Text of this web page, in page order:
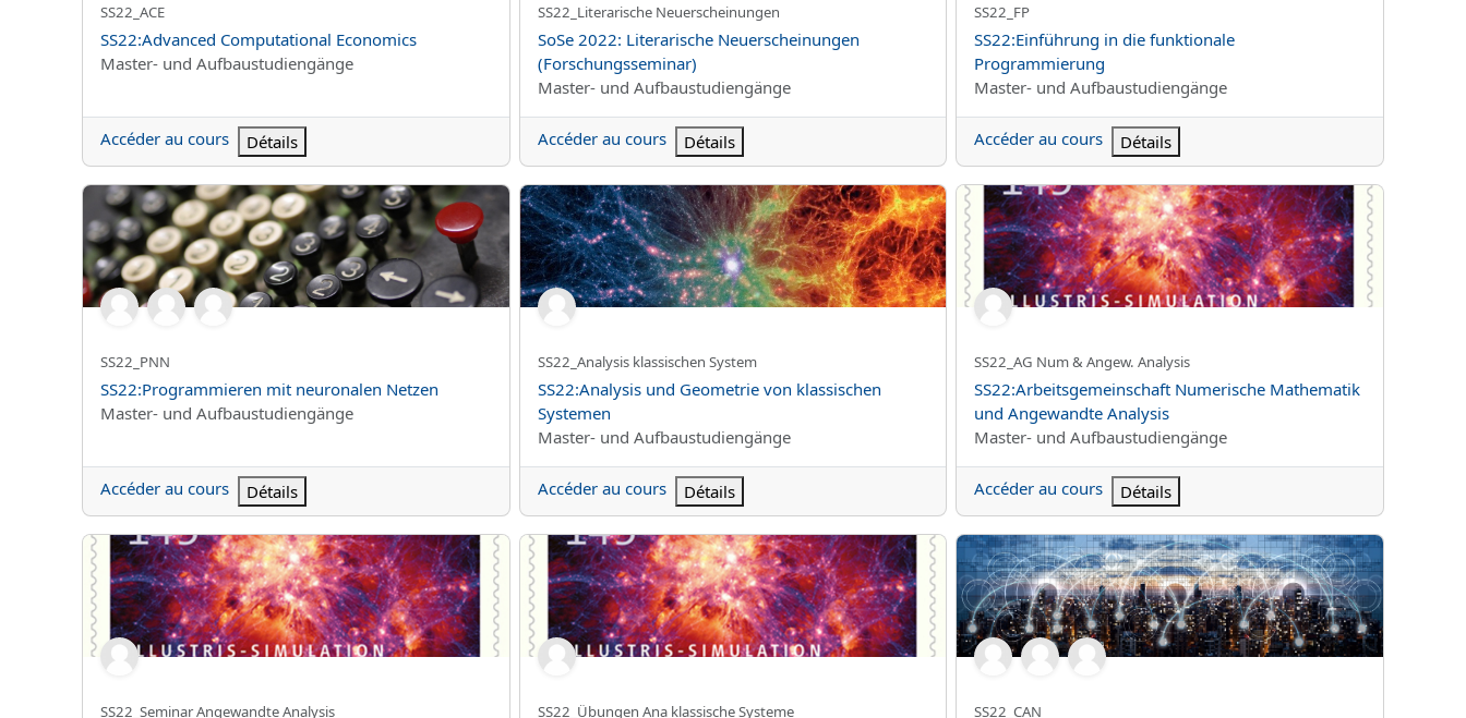
Nom abrégé du cours
SS22_ACE
Nom du cours
SS22:Advanced Computational Economics
Catégorie de cours
Master- und Aufbaustudiengänge
Accéder au cours Détails
Nom abrégé du cours
SS22_Literarische Neuerscheinungen
Nom du cours
SoSe 2022: Literarische Neuerscheinungen
(Forschungsseminar)
Catégorie de cours
Master- und Aufbaustudiengänge
Accéder au cours Détails
Nom abrégé du cours
SS22_FP
Nom du cours
SS22:Einführung in die funktionale
Programmierung
Catégorie de cours
Master- und Aufbaustudiengänge
Accéder au cours Détails
SS22:Programmieren mit neuronalen Netzen
Nom abrégé du cours
SS22_PNN
Nom du cours
SS22:Programmieren mit neuronalen Netzen
Catégorie de cours
Master- und Aufbaustudiengänge
Accéder au cours Détails
SS22:Analysis und Geometrie von klassischen Systemen
Nom abrégé du cours
SS22_Analysis klassischen System
Nom du cours
SS22:Analysis und Geometrie von klassischen
Systemen
Catégorie de cours
Master- und Aufbaustudiengänge
Accéder au cours Détails
SS22:Arbeitsgemeinschaft Numerische Mathematik und
Nom abrégé du cours
SS22_AG Num & Angew. Analysis
Nom du cours
SS22:Arbeitsgemeinschaft Numerische Mathematik
und Angewandte Analysis
Catégorie de cours
Master- und Aufbaustudiengänge
Accéder au cours Détails
SS22:Seminar Angewandte Analysis und Numerische Mathematik
Nom abrégé du cours
SS22_Seminar Angewandte Analysis
SS22:Übungen zur Analysis und Geometrie von klassischen Systemen
Nom abrégé du cours
SS22_Übungen Ana klassische Systeme
SS22: Seminar "Digitale Nachhaltigkeit: Open Source Software,
Nom abrégé du cours
SS22_CAN